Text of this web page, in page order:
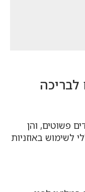
לבריכה
פשוטים, והן
לשימוש באוזניות